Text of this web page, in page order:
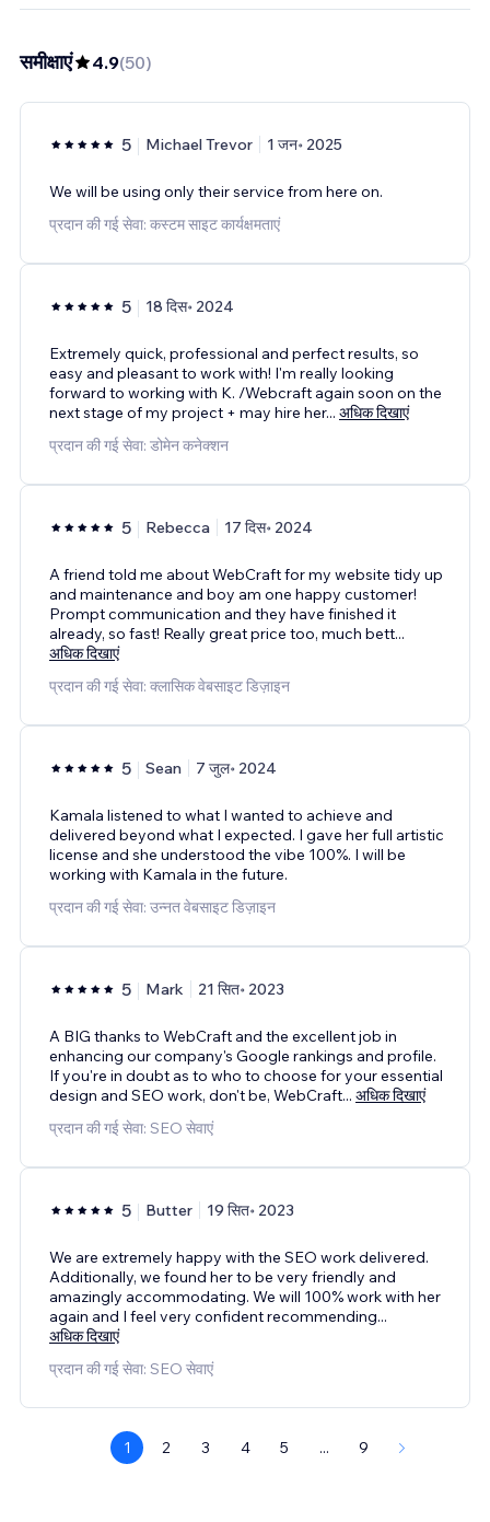
समीक्षाएं 4.9(50)
5 Michael Trevor 1 जन॰ 2025
We will be using only their service from here on.
प्रदान की गई सेवा: कस्टम साइट कार्यक्षमताएं
5 18 दिस॰ 2024
Extremely quick, professional and perfect results, so
easy and pleasant to work with! I'm really looking
forward to working with K. /Webcraft again soon on the
next stage of my project + may hire her... अधिक दिखाएं
प्रदान की गई सेवा: डोमेन कनेक्शन
5 Rebecca 17 दिस॰ 2024
A friend told me about WebCraft for my website tidy up
and maintenance and boy am one happy customer!
Prompt communication and they have finished it
already, so fast! Really great price too, much bett...
अधिक दिखाएं
प्रदान की गई सेवा: क्लासिक वेबसाइट डिज़ाइन
5 Sean 7 जुल॰ 2024
Kamala listened to what I wanted to achieve and
delivered beyond what I expected. I gave her full artistic
license and she understood the vibe 100%. I will be
working with Kamala in the future.
प्रदान की गई सेवा: उन्नत वेबसाइट डिज़ाइन
5 Mark 21 सित॰ 2023
A BIG thanks to WebCraft and the excellent job in
enhancing our company's Google rankings and profile.
If you're in doubt as to who to choose for your essential
design and SEO work, don't be, WebCraft... अधिक दिखाएं
प्रदान की गई सेवा: SEO सेवाएं
5 Butter 19 सित॰ 2023
We are extremely happy with the SEO work delivered.
Additionally, we found her to be very friendly and
amazingly accommodating. We will 100% work with her
again and I feel very confident recommending...
अधिक दिखाएं
प्रदान की गई सेवा: SEO सेवाएं
1 2 3 4 5 ... 9